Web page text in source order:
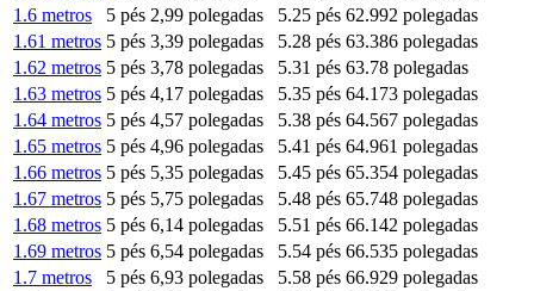
1.6 metros
5 pés 2,99 polegadas 5.25 pés 62.992 polegadas
1.61 metros 5 pés 3,39 polegadas 5.28 pés 63.386 polegadas
1.62 metros 5 pés 3,78 polegadas 5.31 pés 63.78 polegadas
1.63 metros 5 pés 4,17 polegadas 5.35 pés 64.173 polegadas
1.64 metros 5 pés 4,57 polegadas 5.38 pés 64.567 polegadas
1.65 metros 5 pés 4,96 polegadas 5.41 pés 64.961 polegadas
1.66 metros 5 pés 5,35 polegadas 5.45 pés 65.354 polegadas
1.67 metros 5 pés 5,75 polegadas 5.48 pés 65.748 polegadas
1.68 metros 5 pés 6,14 polegadas 5.51 pés 66.142 polegadas
1.69 metros 5 pés 6,54 polegadas 5.54 pés 66.535 polegadas
1.7 metros
5 pés 6,93 polegadas 5.58 pés 66.929 polegadas